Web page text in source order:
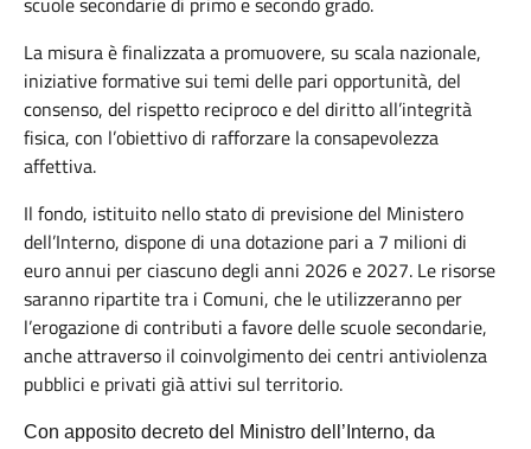
La misura è finalizzata a promuovere, su scala nazionale,
iniziative formative sui temi delle pari opportunità, del
consenso, del rispetto reciproco e del diritto all’integrità
fisica, con l’obiettivo di rafforzare la consapevolezza
affettiva.
Il fondo, istituito nello stato di previsione del Ministero
dell’Interno, dispone di una dotazione pari a 7 milioni di
euro annui per ciascuno degli anni 2026 e 2027. Le risorse
saranno ripartite tra i Comuni, che le utilizzeranno per
l’erogazione di contributi a favore delle scuole secondarie,
anche attraverso il coinvolgimento dei centri antiviolenza
pubblici e privati già attivi sul territorio.
Con apposito decreto del Ministro dell’Interno, da